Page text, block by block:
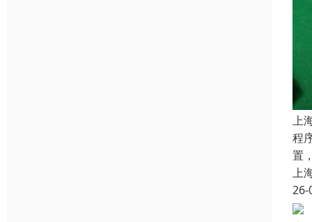
上
程
置
上
26-